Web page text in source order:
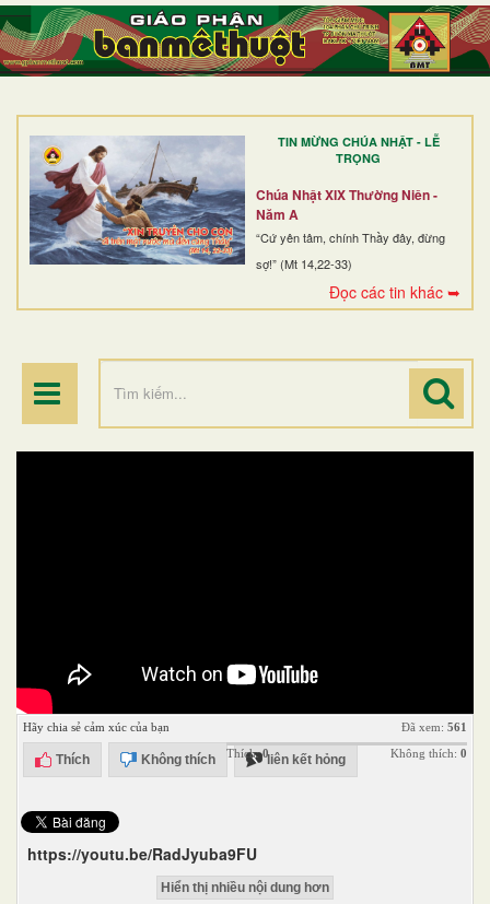
TIN MỪNG CHÚA NHẬT - LỄ
TRỌNG
Chúa Nhật XIX Thường Niên -
Năm A
“Cứ yên tâm, chính Thầy đây, đừng
sợ!” (Mt 14,22-33)
Đọc các tin khác ➥
TRANG NHẤT
GIỚI THIỆU
DÒNG TU
BAN MỤC VỤ
ĐOÀN THỂ CG
Hãy chia sẻ cảm xúc của bạn
Thích Không thích liên kết hỏng
Đã xem: 561
Thích:0 Không thích: 0
https://youtu.be/RadJyuba9FU
Hiển thị nhiều nội dung hơn